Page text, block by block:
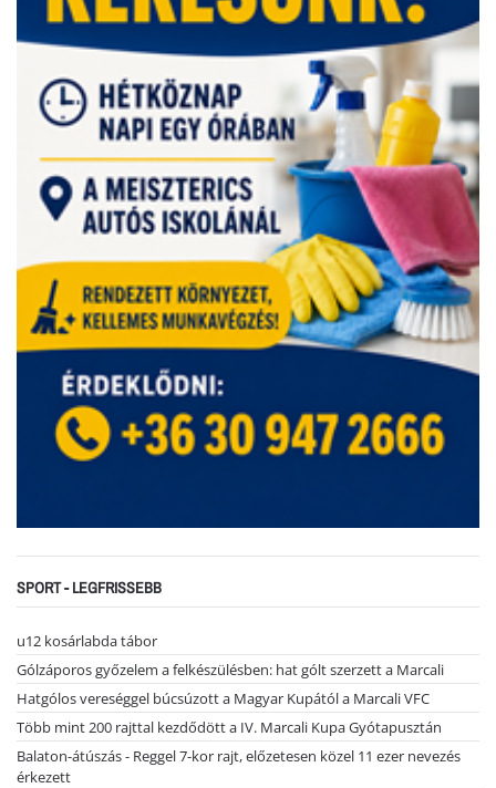
SPORT - LEGFRISSEBB
u12 kosárlabda tábor
Gólzáporos győzelem a felkészülésben: hat gólt szerzett a Marcali
Hatgólos vereséggel búcsúzott a Magyar Kupától a Marcali VFC
Több mint 200 rajttal kezdődött a IV. Marcali Kupa Gyótapusztán
Balaton-átúszás - Reggel 7-kor rajt, előzetesen közel 11 ezer nevezés
érkezett